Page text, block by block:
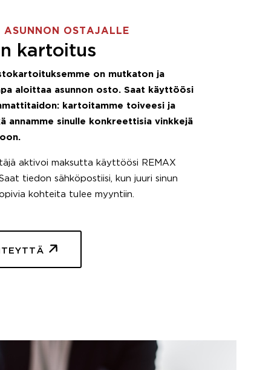
ASUNNON OSTAJALLE
kartoitus
on mutkaton ja
aloittaa asunnon osto. Saat käyttöösi
kartoitamme toiveesi ja
annamme sinulle konkreettisia vinkkejä
aktivoi maksutta käyttöösi REMAX
tiedon sähköpostiisi, kun juuri sinun
kohteita tulee myyntiin.